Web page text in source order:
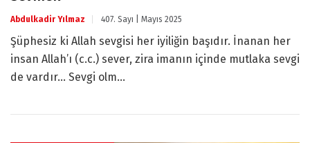
Abdulkadir Yılmaz 407. Sayı | Mayıs 2025
Şüphesiz ki Allah sevgisi her iyiliğin başıdır. İnanan her
insan Allah’ı (c.c.) sever, zira imanın içinde mutlaka sevgi
de vardır… Sevgi olm...